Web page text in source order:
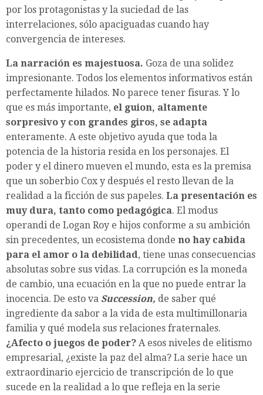
por los protagonistas y la suciedad de las
interrelaciones, sólo apaciguadas cuando hay
convergencia de intereses.
La narración es majestuosa. Goza de una solidez
impresionante. Todos los elementos informativos están
perfectamente hilados. No parece tener fisuras. Y lo
que es más importante, el guion, altamente
sorpresivo y con grandes giros, se adapta
enteramente. A este objetivo ayuda que toda la
potencia de la historia resida en los personajes. El
poder y el dinero mueven el mundo, esta es la premisa
que un soberbio Cox y después el resto llevan de la
realidad a la ficción de sus papeles. La presentación es
muy dura, tanto como pedagógica. El modus
operandi de Logan Roy e hijos conforme a su ambición
sin precedentes, un ecosistema donde no hay cabida
para el amor o la debilidad, tiene unas consecuencias
absolutas sobre sus vidas. La corrupción es la moneda
de cambio, una ecuación en la que no puede entrar la
inocencia. De esto va Succession, de saber qué
ingrediente da sabor a la vida de esta multimillonaria
familia y qué modela sus relaciones fraternales.
¿Afecto o juegos de poder? A esos niveles de elitismo
empresarial, ¿existe la paz del alma? La serie hace un
extraordinario ejercicio de transcripción de lo que
sucede en la realidad a lo que refleja en la serie